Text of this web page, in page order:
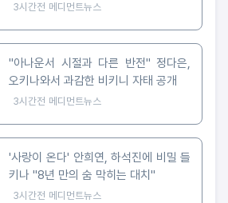
3시간전 메디먼트뉴스
"아나운서 시절과 다른 반전" 정다은,
오키나와서 과감한 비키니 자태 공개
3시간전 메디먼트뉴스
'사랑이 온다' 안희연, 하석진에 비밀 들
키나 "8년 만의 숨 막히는 대치"
3시간전 메디먼트뉴스